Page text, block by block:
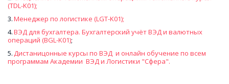
(TDL-K01);
3. Менеджер по логистике (LGT-K01);
4. ВЭД для бухгалтера. Бухгалтерский учёт ВЭД и валютных
операций (BGL-K01);
5. Дистаницонные курсы по ВЭД  и онлайн обучение по всем
программам Академии  ВЭД и Логистики "Сфера".